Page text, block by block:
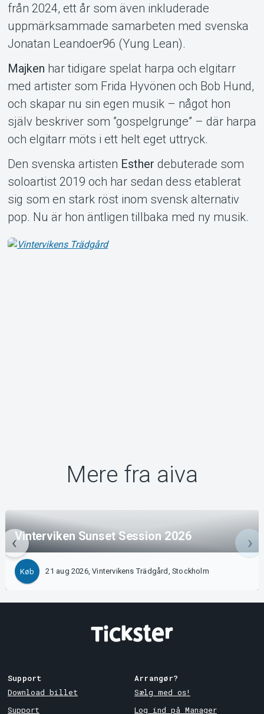
från 2024, ett år som även inkluderade
uppmärksammade samarbeten med svenska
Jonatan Leandoer96 (Yung Lean).
Majken har tidigare spelat harpa och elgitarr
med artister som Frida Hyvönen och Bob Hund,
och skapar nu sin egen musik – något hon
själv beskriver som ”gospelgrunge” – där harpa
och elgitarr möts i ett helt eget uttryck.
Den svenska artisten Esther debuterade som
soloartist 2019 och har sedan dess etablerat
sig som en stark röst inom svensk alternativ
pop. Nu är hon äntligen tillbaka med ny musik.
Mere fra aiva
Vinterviken Sunset Session 2026
Køb 21 aug 2026, Vintervikens Trädgård, Stockholm
Support
Download billet
Support
Arrangør?
Sælg med os!
Log ind på Manager